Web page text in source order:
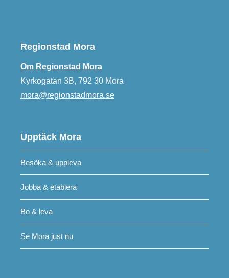
Regionstad Mora
Om Regionstad Mora
Kyrkogatan 3B, 792 30 Mora
mora@regionstadmora.se
Upptäck Mora
Besöka & uppleva
Jobba & etablera
Bo & leva
Se Mora just nu